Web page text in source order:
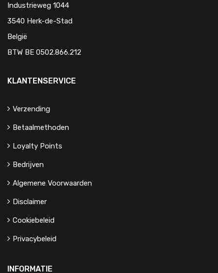
Industrieweg 1044
3540 Herk-de-Stad
België
BTW BE 0502.866.212
KLANTENSERVICE
Verzending
Betaalmethoden
Loyalty Points
Bedrijven
Algemene Voorwaarden
Disclaimer
Cookiebeleid
Privacybeleid
INFORMATIE